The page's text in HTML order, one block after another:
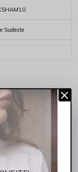
Sudeste
é a peça
no